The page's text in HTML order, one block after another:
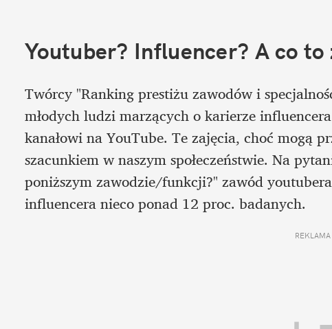
Youtuber? Influencer? A co to
Twórcy "Ranking prestiżu zawodów i
młodych ludzi marzących o karierze
kanałowi na YouTube. Te zajęcia, choć mogą
szacunkiem w naszym społeczeństwie. Na
poniższym zawodzie/funkcji?" zawód
influencera nieco ponad 12 proc. badanych.
REKLAMA